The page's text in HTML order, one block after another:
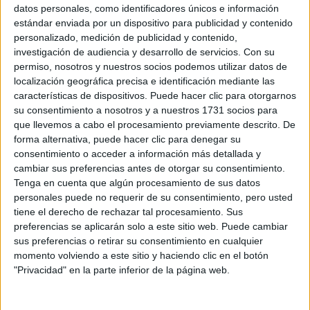
datos personales, como identificadores únicos e información
estándar enviada por un dispositivo para publicidad y contenido
personalizado, medición de publicidad y contenido,
investigación de audiencia y desarrollo de servicios. Con su
permiso, nosotros y nuestros socios podemos utilizar datos de
localización geográfica precisa e identificación mediante las
características de dispositivos. Puede hacer clic para otorgarnos
su consentimiento a nosotros y a nuestros 1731 socios para
que llevemos a cabo el procesamiento previamente descrito. De
forma alternativa, puede hacer clic para denegar su
consentimiento o acceder a información más detallada y
cambiar sus preferencias antes de otorgar su consentimiento.
Tenga en cuenta que algún procesamiento de sus datos
personales puede no requerir de su consentimiento, pero usted
tiene el derecho de rechazar tal procesamiento. Sus
preferencias se aplicarán solo a este sitio web. Puede cambiar
sus preferencias o retirar su consentimiento en cualquier
momento volviendo a este sitio y haciendo clic en el botón
"Privacidad" en la parte inferior de la página web.
Sobre ti
Soy:*
Chico
Chica
¿En qué año terminas (o terminaste) bachillerato o FP?
Soy estudiante de:*
Términos y Condiciones de Uso
Aceptolos Términos y Condicionesde uso*